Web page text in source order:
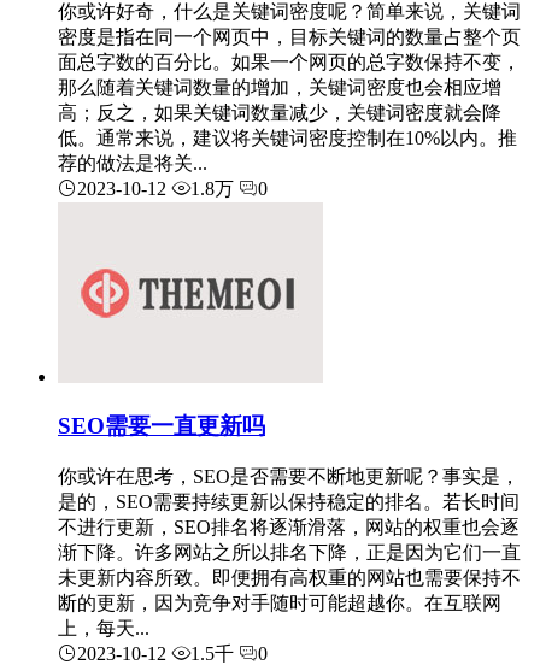
你或许好奇，什么是关键词密度呢？简单来说，关键词
密度是指在同一个网页中，目标关键词的数量占整个页
面总字数的百分比。如果一个网页的总字数保持不变，
那么随着关键词数量的增加，关键词密度也会相应增
高；反之，如果关键词数量减少，关键词密度就会降
低。通常来说，建议将关键词密度控制在10%以内。推
荐的做法是将关...
2023-10-12
1.8万 0
SEO需要一直更新吗
你或许在思考，SEO是否需要不断地更新呢？事实是，
是的，SEO需要持续更新以保持稳定的排名。若长时间
不进行更新，SEO排名将逐渐滑落，网站的权重也会逐
渐下降。许多网站之所以排名下降，正是因为它们一直
未更新内容所致。即便拥有高权重的网站也需要保持不
断的更新，因为竞争对手随时可能超越你。在互联网
上，每天...
2023-10-12
1.5千 0